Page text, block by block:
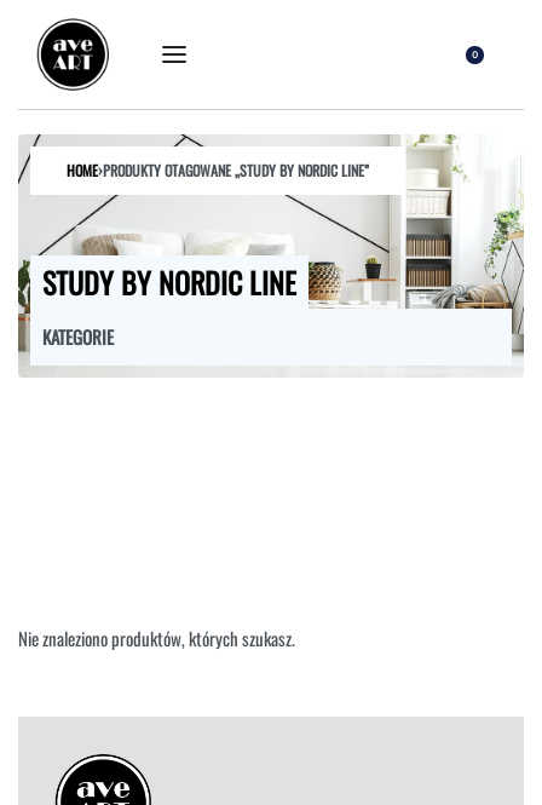
0
HOME›PRODUKTY OTAGOWANE „STUDY BY NORDIC LINE”
STUDY BY NORDIC LINE
KATEGORIE
SOFY
Nie znaleziono produktów, których szukasz.